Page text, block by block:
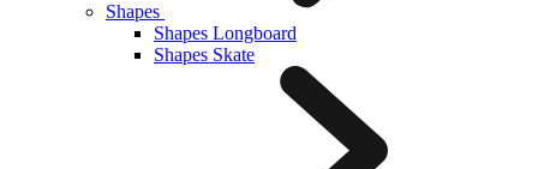
Shapes
Shapes Longboard
Shapes Skate